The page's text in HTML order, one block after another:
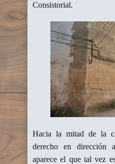
Consistorial.
Hacia la mitad de la
derecho en dirección
aparece el que tal vez